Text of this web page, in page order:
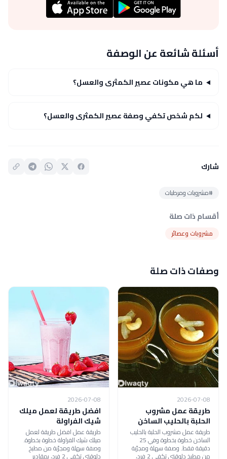
أسئلة شائعة عن الوصفة
ما هي مكونات عصير الكمثرى والعسل؟
لكم شخص تكفي وصفة عصير الكمثرى والعسل؟
شارك
#مشروبات ومرطبات
أقسام ذات صلة
مشروبات وعصائر
وصفات ذات صلة
2026-07-08
طريقة عمل مشروب
الحلبة بالحليب الساخن
طريقة عمل مشروب الحلبة بالحليب
الساخن خطوة بخطوة وفي 25
دقيقة فقط. وصفة سهلة ومجرّبة
من مطبخ دلوقتي تكفي 2 فرد،
2026-07-08
افضل طريقة لعمل ميلك
شيك الفراولة
طريقة عمل افضل طريقة لعمل
ميلك شيك الفراولة خطوة بخطوة.
وصفة سهلة ومجرّبة من مطبخ
دلوقتي تكفي 2 فرد، بمقادير